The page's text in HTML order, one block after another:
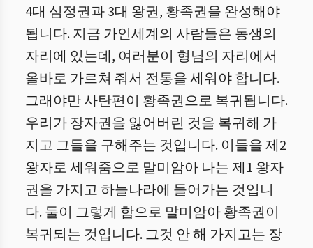
4대 심정권과 3대 왕권, 황족권을 완성해야
됩니다. 지금 가인세계의 사람들은 동생의
자리에 있는데, 여러분이 형님의 자리에서
올바로 가르쳐 줘서 전통을 세워야 합니다.
그래야만 사탄편이 황족권으로 복귀됩니다.
우리가 장자권을 잃어버린 것을 복귀해 가
지고 그들을 구해주는 것입니다. 이들을 제2
왕자로 세워줌으로 말미암아 나는 제1 왕자
권을 가지고 하늘나라에 들어가는 것입니
다. 둘이 그렇게 함으로 말미암아 황족권이
복귀되는 것입니다. 그것 안 해 가지고는 장